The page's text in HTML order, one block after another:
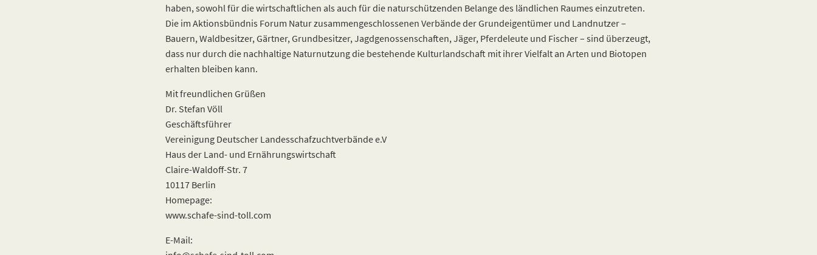
haben, sowohl für die wirtschaftlichen als auch für die naturschützenden Belange des ländlichen Raumes einzutreten.
Die im Aktionsbündnis Forum Natur zusammengeschlossenen Verbände der Grundeigentümer und Landnutzer –
Bauern, Waldbesitzer, Gärtner, Grundbesitzer, Jagdgenossenschaften, Jäger, Pferdeleute und Fischer – sind überzeugt,
dass nur durch die nachhaltige Naturnutzung die bestehende Kulturlandschaft mit ihrer Vielfalt an Arten und Biotopen
erhalten bleiben kann.
Mit freundlichen Grüßen
Dr. Stefan Völl
Geschäftsführer
Vereinigung Deutscher Landesschafzuchtverbände e.V
Haus der Land- und Ernährungswirtschaft
Claire-Waldoff-Str. 7
10117 Berlin
Homepage:
www.schafe-sind-toll.com
E-Mail: